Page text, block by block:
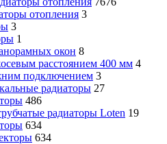
отопления 3
3
1
окон 8
расстоянием 400 мм 4
подключением 3
радиаторы 27
486
радиаторы Loten 19
634
634